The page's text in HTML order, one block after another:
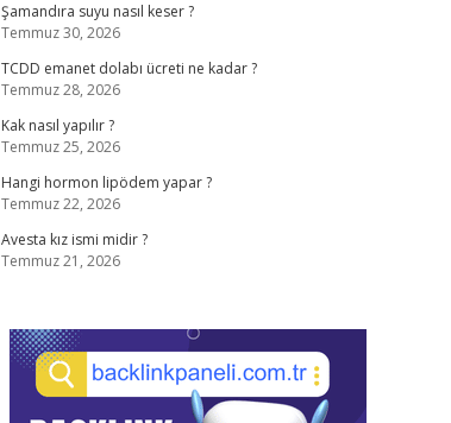
Şamandıra suyu nasıl keser ?
Temmuz 30, 2026
TCDD emanet dolabı ücreti ne kadar ?
Temmuz 28, 2026
Kak nasıl yapılır ?
Temmuz 25, 2026
Hangi hormon lipödem yapar ?
Temmuz 22, 2026
Avesta kız ismi midir ?
Temmuz 21, 2026